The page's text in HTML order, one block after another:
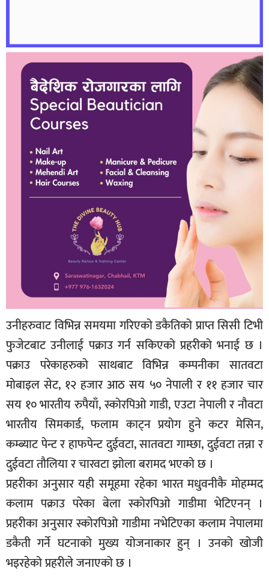
उनीहरुवाट विभिन्न समयमा गरिएको डकैतिको प्राप्त सिसी टिभी
फुजेटबाट उनीलाई पक्राउ गर्न सकिएको प्रहरीको भनाई छ ।
पक्राउ परेकाहरुको साथबाट विभिन्न कम्पनीका सातवटा
मोबाइल सेट, १२ हजार आठ सय ५० नेपाली र ११ हजार चार
सय १० भारतीय रुपैयाँ, स्कोरपिओ गाडी, एउटा नेपाली र नौवटा
भारतीय सिमकार्ड, फलाम काट्न प्रयोग हुने कटर मेसिन,
कम्ब्याट पेन्ट र हाफपेन्ट दुईवटा, सातवटा गाम्छा, दुईवटा तन्ना र
दुईवटा तौलिया र चारवटा झोला बरामद भएको छ ।
प्रहरीका अनुसार यही समूहमा रहेका भारत मधुवनीकै मोहम्मद
कलाम पक्राउ परेका बेला स्कोरपिओ गाडीमा भेटिएनन् ।
प्रहरीका अनुसार स्कोरपिओ गाडीमा नभेटिएका कलाम नेपालमा
डकैती गर्ने घटनाको मुख्य योजनाकार हुन् । उनको खोजी
भइरहेको प्रहरीले जनाएको छ ।